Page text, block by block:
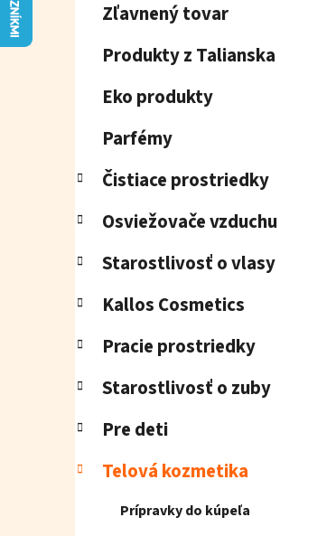
Zľavnený tovar
Produkty z Talianska
Eko produkty
Parfémy
Čistiace prostriedky
Osviežovače vzduchu
Starostlivosť o vlasy
Kallos Cosmetics
Pracie prostriedky
Starostlivosť o zuby
Pre deti
Telová kozmetika
Prípravky do kúpeľa